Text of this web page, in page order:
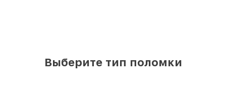
Выберите тип поломки